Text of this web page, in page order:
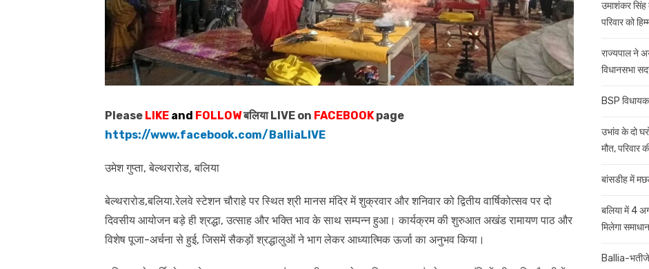
Please LIKE and FOLLOWबलिया LIVE on FACEBOOK page
https://www.facebook.com/BalliaLIVE
उमेश गुप्ता, बेल्थरारोड, बलिया
बेल्थरारोड,बलिया.रेलवे स्टेशन चौराहे पर स्थित श्री मानस मंदिर में शुक्रवार और शनिवार को द्वितीय वार्षिकोत्सव पर दो
दिवसीय आयोजन बड़े ही श्रद्धा, उत्साह और भक्ति भाव के साथ सम्पन्न हुआ। कार्यक्रम की शुरुआत अखंड रामायण पाठ और
विशेष पूजा-अर्चना से हुई, जिसमें सैकड़ों श्रद्धालुओं ने भाग लेकर आध्यात्मिक ऊर्जा का अनुभव किया।
उमाशंकर सिंह
परिवार को
राज्यपाल ने
विधानसभा
BSP
उभांव के दो
मौत, परिवार
बांसडीह में
बलिया में 4
मिलेगा समाधान
Ballia-भतीजे